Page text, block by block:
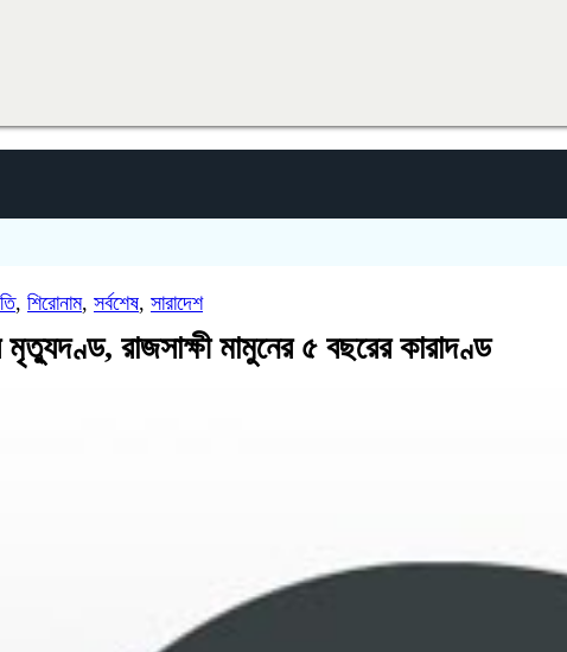
, শিরোনাম, সর্বশেষ, সারাদেশ
মৃত্যুদণ্ড, রাজসাক্ষী মামুনের ৫ বছরের কারাদণ্ড